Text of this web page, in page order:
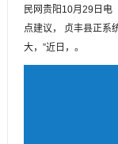
民网贵阳10月29日电
点建议， 贞丰县正系
大，”近日，。